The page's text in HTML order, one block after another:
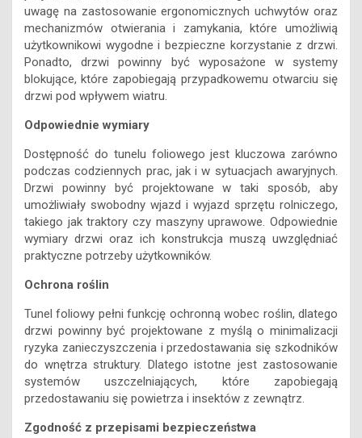
uwagę na zastosowanie ergonomicznych uchwytów oraz
mechanizmów otwierania i zamykania, które umożliwią
użytkownikowi wygodne i bezpieczne korzystanie z drzwi.
Ponadto, drzwi powinny być wyposażone w systemy
blokujące, które zapobiegają przypadkowemu otwarciu się
drzwi pod wpływem wiatru.
Odpowiednie wymiary
Dostępność do tunelu foliowego jest kluczowa zarówno
podczas codziennych prac, jak i w sytuacjach awaryjnych.
Drzwi powinny być projektowane w taki sposób, aby
umożliwiały swobodny wjazd i wyjazd sprzętu rolniczego,
takiego jak traktory czy maszyny uprawowe. Odpowiednie
wymiary drzwi oraz ich konstrukcja muszą uwzględniać
praktyczne potrzeby użytkowników.
Ochrona roślin
Tunel foliowy pełni funkcję ochronną wobec roślin, dlatego
drzwi powinny być projektowane z myślą o minimalizacji
ryzyka zanieczyszczenia i przedostawania się szkodników
do wnętrza struktury. Dlatego istotne jest zastosowanie
systemów uszczelniających, które zapobiegają
przedostawaniu się powietrza i insektów z zewnątrz.
Zgodność z przepisami bezpieczeństwa